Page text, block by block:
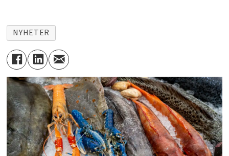
NYHETER